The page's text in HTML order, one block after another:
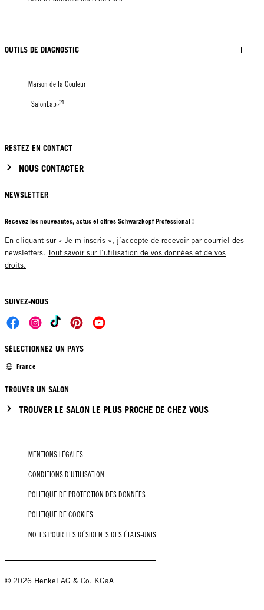
OUTILS DE DIAGNOSTIC
Maison de la Couleur
SalonLab
RESTEZ EN CONTACT
NOUS CONTACTER
NEWSLETTER
Recevez les nouveautés, actus et offres Schwarzkopf Professional !
En cliquant sur « Je m'inscris », j’accepte de recevoir par courriel des
newsletters. Tout savoir sur l’utilisation de vos données et de vos
droits.
SUIVEZ-NOUS
SÉLECTIONNEZ UN PAYS
France
TROUVER UN SALON
TROUVER LE SALON LE PLUS PROCHE DE CHEZ VOUS
MENTIONS LÉGALES
CONDITIONS D’UTILISATION
POLITIQUE DE PROTECTION DES DONNÉES
POLITIQUE DE COOKIES
NOTES POUR LES RÉSIDENTS DES ÉTATS-UNIS
© 2026 Henkel AG & Co. KGaA